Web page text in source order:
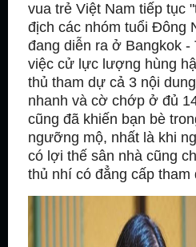
vua trẻ Việt Nam tiếp tục
địch các nhóm tuổi Đông
đang diễn ra ở Bangkok -
việc cử lực lượng hùng
thủ tham dự cả 3 nội
nhanh và cờ chớp ở đủ
cũng đã khiến bạn bè
ngưỡng mộ, nhất là khi
có lợi thế sân nhà cũng
thủ nhí có đẳng cấp tham